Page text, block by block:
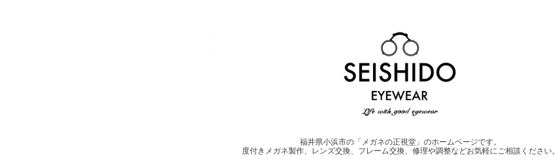
福井県小浜市の「メガネの正視堂」のホームページです。
度付きメガネ製作、レンズ交換、フレーム交換、修理や調整などお気軽にご相談ください。